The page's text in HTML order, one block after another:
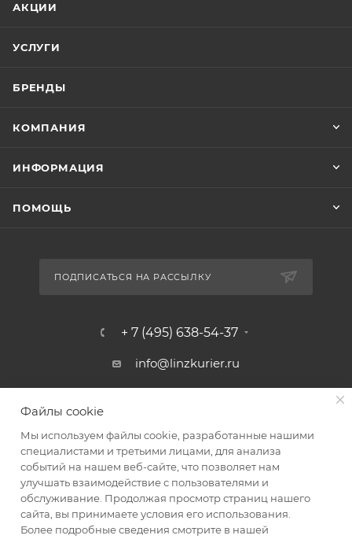
АКЦИИ
УСЛУГИ
БРЕНДЫ
КОМПАНИЯ
ИНФОРМАЦИЯ
ПОМОЩЬ
ПОДПИСАТЬСЯ НА РАССЫЛКУ
+ 7 (495) 638-54-37
info@linzkurier.ru
Файлы cookie
Мы используем файлы cookie, разработанные нашими
специалистами и третьими лицами, для анализа
событий на нашем веб-сайте, что позволяет нам
улучшать взаимодействие с пользователями и
обслуживание. Продолжая просмотр страниц нашего
сайта, вы принимаете условия его использования.
Более подробные сведения смотрите в нашей